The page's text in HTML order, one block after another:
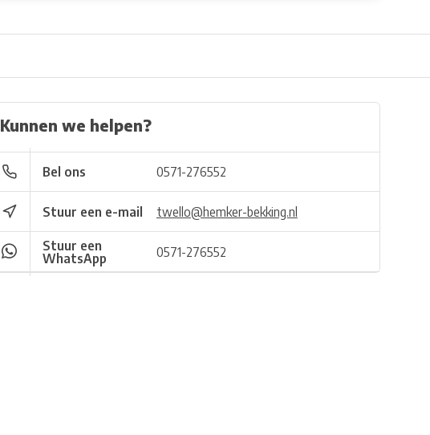
Kunnen we helpen?
Bel ons 0571-276552
Stuur een e-mail twello@hemker-bekking.nl
Stuur een
WhatsApp
0571-276552